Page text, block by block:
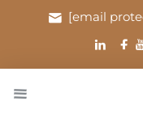
[email